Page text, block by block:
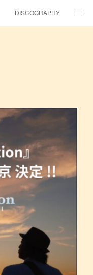
DISCOGRAPHY